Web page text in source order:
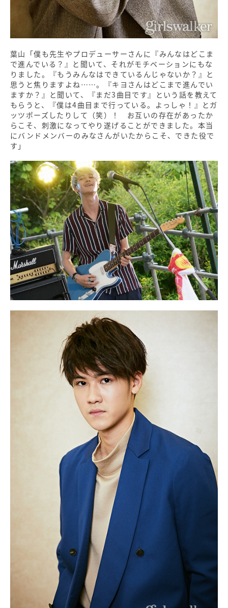
葉山「僕も先生やプロデューサーさんに『みんなはどこま
で進んでいる？』と聞いて、それがモチベーションにもな
りました。『もうみんなはできているんじゃないか？』と
思うと焦りますよね……。『キヨさんはどこまで進んでい
ますか？』と聞いて、『まだ3曲目です』という話を教えて
もらうと、『僕は4曲目まで行っている。よっしゃ！』とガ
ッツポーズしたりして（笑）！ お互いの存在があったか
らこそ、刺激になってやり遂げることができました。本当
にバンドメンバーのみなさんがいたからこそ、できた役で
す」